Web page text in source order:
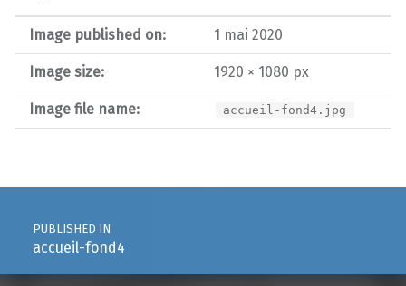
Image published on: 1 mai 2020
Image size: 1920 × 1080 px
Image file name: accueil-fond4.jpg
Post navigation
PUBLISHED IN
accueil-fond4